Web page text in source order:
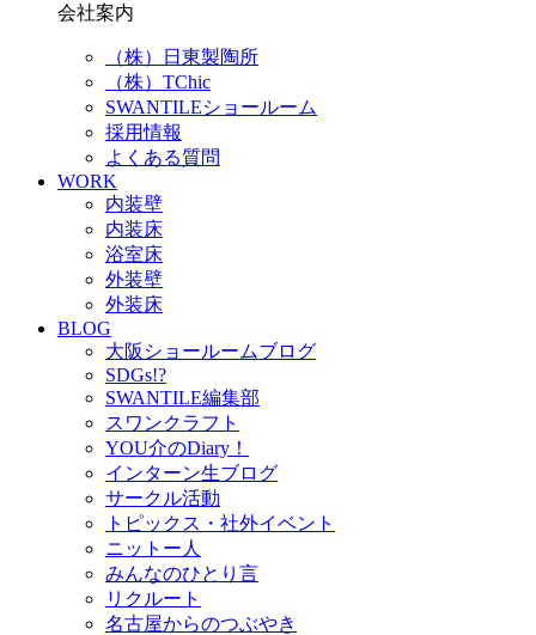
会社案内
（株）日東製陶所
（株）TChic
SWANTILEショールーム
採用情報
よくある質問
WORK
内装壁
内装床
浴室床
外装壁
外装床
BLOG
大阪ショールームブログ
SDGs!?
SWANTILE編集部
スワンクラフト
YOU介のDiary！
インターン生ブログ
サークル活動
トピックス・社外イベント
ニットー人
みんなのひとり言
リクルート
名古屋からのつぶやき